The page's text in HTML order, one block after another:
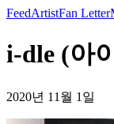
FeedArtistFan Letter
i-dle (아
2020년 11월 1일